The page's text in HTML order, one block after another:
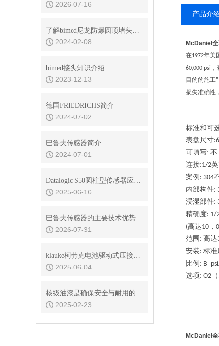
2026-07-16
了解bimed尼龙防爆圆顶堵头的结构与原理
2024-02-08
bimed接头知识介绍
2023-12-13
德国FRIEDRICHS简介
2024-07-02
巴鲁夫传感器简介
2024-07-01
Datalogic S50圆柱型传感器应用在哪几个行业？
2025-06-16
巴鲁夫传感器的主要技术优势是什么
2026-07-31
klauke柯劳克电池驱动式压接工具EK50ML适用于什么模具
2025-06-04
核级油漆是确保安全与耐用的材料
2025-02-23
产品介绍
McDaniel
在1972年美
60,000 psi
目的的施工"
损失准确性
标准和可
表盘尺寸:6
可填写: 不
连接:1/2
案例 : 304
内部构件:
浸湿部件:
精确度: 1/
(高达10 ，
范围 : 高达
安装: 标准
比例 :
选项: O2
McDaniel